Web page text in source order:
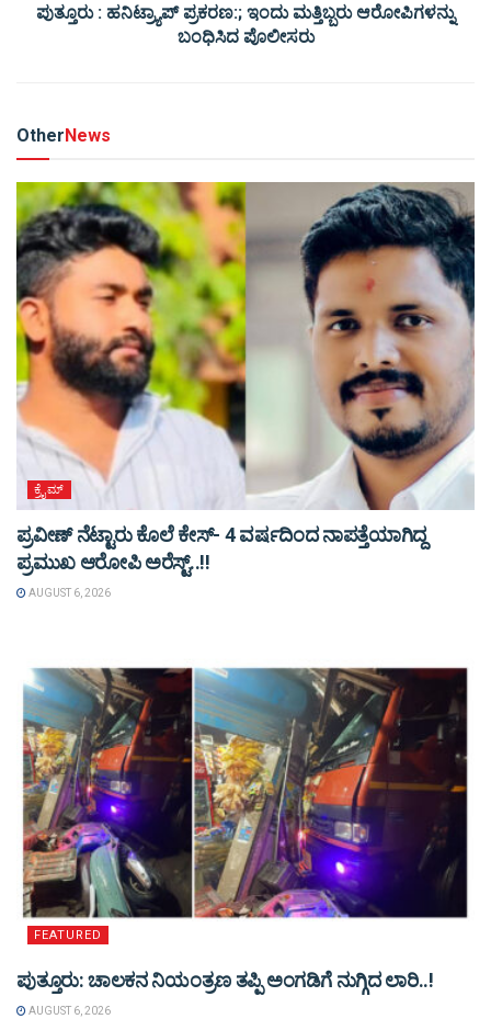
ಪುತ್ತೂರು : ಹನಿಟ್ರ್ಯಾಪ್ ಪ್ರಕರಣ:; ಇಂದು ಮತ್ತಿಬ್ಬರು ಆರೋಪಿಗಳನ್ನು
ಬಂಧಿಸಿದ ಪೊಲೀಸರು
OtherNews
ಕ್ರೈಮ್
ಪ್ರವೀಣ್ ನೆಟ್ಟಾರು ಕೊಲೆ ಕೇಸ್‌- 4 ವರ್ಷದಿಂದ ನಾಪತ್ತೆಯಾಗಿದ್ದ
ಪ್ರಮುಖ ಆರೋಪಿ ಅರೆಸ್ಟ್‌..!!
AUGUST 6, 2026
FEATURED
ಪುತ್ತೂರು: ಚಾಲಕನ ನಿಯಂತ್ರಣ ತಪ್ಪಿ ಅಂಗಡಿಗೆ ನುಗ್ಗಿದ ಲಾರಿ..!
AUGUST 6, 2026